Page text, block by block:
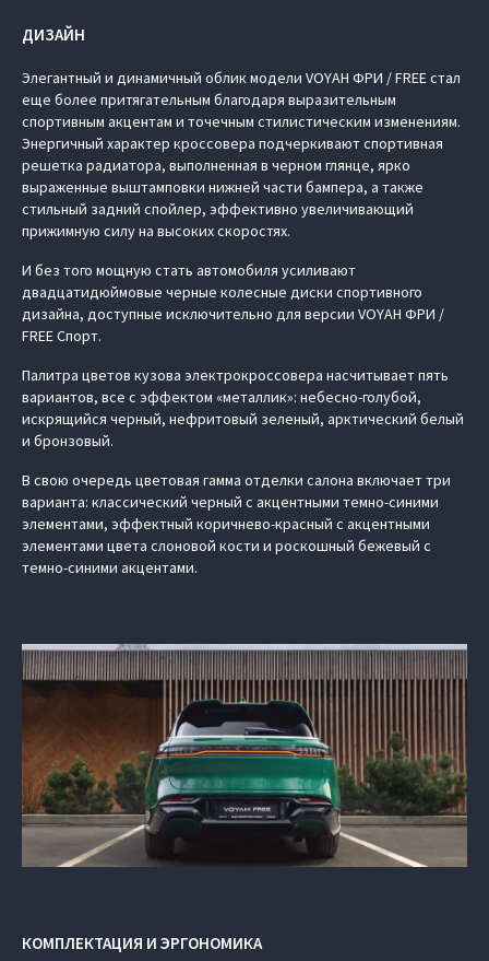
ДИЗАЙН
Элегантный и динамичный облик модели VOYAH ФРИ / FREE стал
еще более притягательным благодаря выразительным
спортивным акцентам и точечным стилистическим изменениям.
Энергичный характер кроссовера подчеркивают спортивная
решетка радиатора, выполненная в черном глянце, ярко
выраженные выштамповки нижней части бампера, а также
стильный задний спойлер, эффективно увеличивающий
прижимную силу на высоких скоростях.
И без того мощную стать автомобиля усиливают
двадцатидюймовые черные колесные диски спортивного
дизайна, доступные исключительно для версии VOYAH ФРИ /
FREE Спорт.
Палитра цветов кузова электрокроссовера насчитывает пять
вариантов, все с эффектом «металлик»: небесно-голубой,
искрящийся черный, нефритовый зеленый, арктический белый
и бронзовый.
В свою очередь цветовая гамма отделки салона включает три
варианта: классический черный с акцентными темно-синими
элементами, эффектный коричнево-красный с акцентными
элементами цвета слоновой кости и роскошный бежевый с
темно-синими акцентами.
КОМПЛЕКТАЦИЯ И ЭРГОНОМИКА